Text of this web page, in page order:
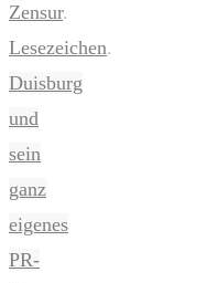
Zensur.
Lesezeichen.
Duisburg
und
sein
ganz
eigenes
PR-